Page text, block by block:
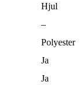
Hjul
–
Polyester
Ja
Ja